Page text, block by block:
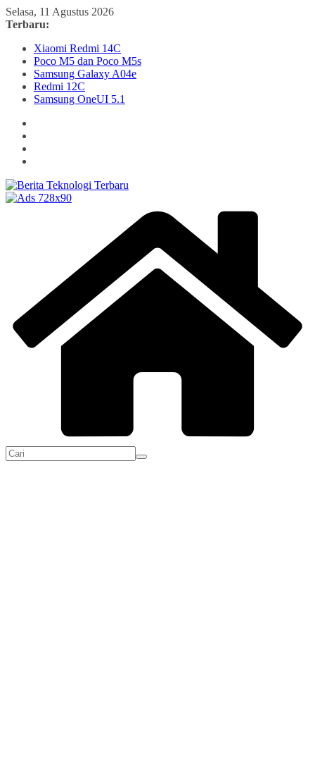
Skip
to
Selasa, 11 Agustus 2026
Terbaru:
Xiaomi Redmi 14C
Poco M5 dan Poco M5s
Samsung Galaxy A04e
Redmi 12C
Samsung OneUI 5.1